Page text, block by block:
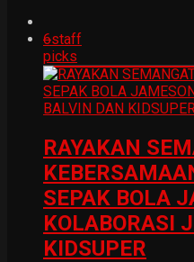
6staff
picks
RAYAKAN
SEPAK BOLA
KOLABORASI
KIDSUPER